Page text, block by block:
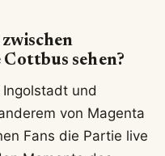
sehen?
und
von Magenta
Fans die Partie live